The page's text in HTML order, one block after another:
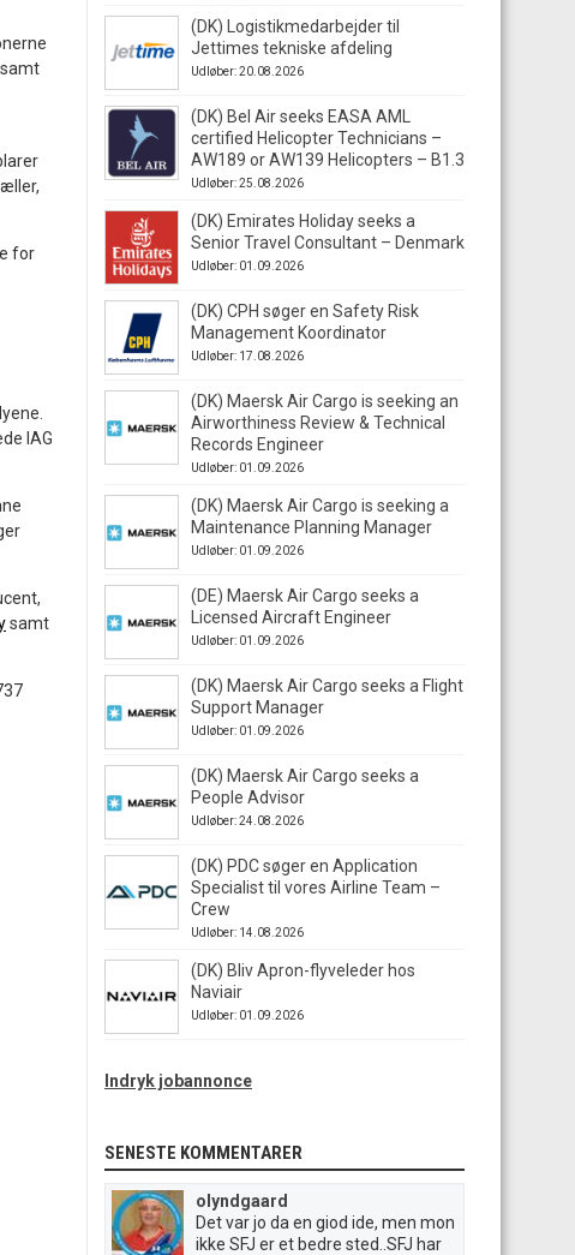
for
IAG
samt
(DK) Logistikmedarbejder til
Jettimes tekniske afdeling
Udløber: 20.08.2026
(DK) Bel Air seeks EASA AML
certified Helicopter Technicians –
AW189 or AW139 Helicopters – B1.3
Udløber: 25.08.2026
(DK) Emirates Holiday seeks a
Senior Travel Consultant – Denmark
Udløber: 01.09.2026
(DK) CPH søger en Safety Risk
Management Koordinator
Udløber: 17.08.2026
(DK) Maersk Air Cargo is seeking an
Airworthiness Review & Technical
Records Engineer
Udløber: 01.09.2026
(DK) Maersk Air Cargo is seeking a
Maintenance Planning Manager
Udløber: 01.09.2026
(DE) Maersk Air Cargo seeks a
Licensed Aircraft Engineer
Udløber: 01.09.2026
(DK) Maersk Air Cargo seeks a Flight
Support Manager
Udløber: 01.09.2026
(DK) Maersk Air Cargo seeks a
People Advisor
Udløber: 24.08.2026
(DK) PDC søger en Application
Specialist til vores Airline Team –
Crew
Udløber: 14.08.2026
(DK) Bliv Apron-flyveleder hos
Naviair
Udløber: 01.09.2026
Indryk jobannonce
SENESTE KOMMENTARER
olyndgaard
Det var jo da en giod ide, men mon
ikke SFJ er et bedre sted..SFJ har